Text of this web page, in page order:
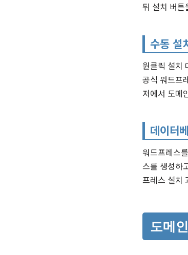
뒤 설치 버튼
수동 설
원클릭 설치
공식 워드프
저에서 도메
데이터
워드프레스
스를 생성하
프레스 설치
도메